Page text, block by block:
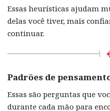
Essas heurísticas ajudam
delas você tiver, mais
continuar.
Padrões de
Essas são perguntas que
durante cada mão para